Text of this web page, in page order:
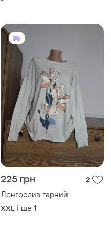
225 грн 2
Лонгослив гарний
XXL і ще 1